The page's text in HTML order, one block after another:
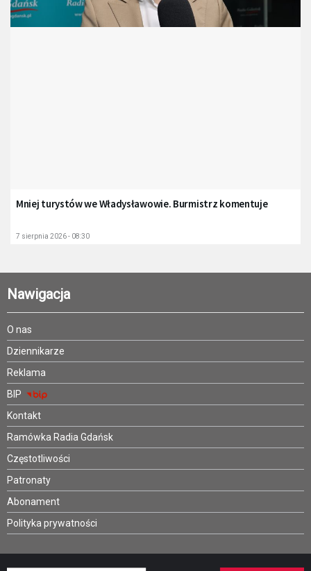
Mniej turystów we Władysławowie. Burmistrz komentuje
7 sierpnia 2026 - 08:30
Nawigacja
O nas
Dziennikarze
Reklama
BIP
Kontakt
Ramówka Radia Gdańsk
Częstotliwości
Patronaty
Abonament
Polityka prywatności